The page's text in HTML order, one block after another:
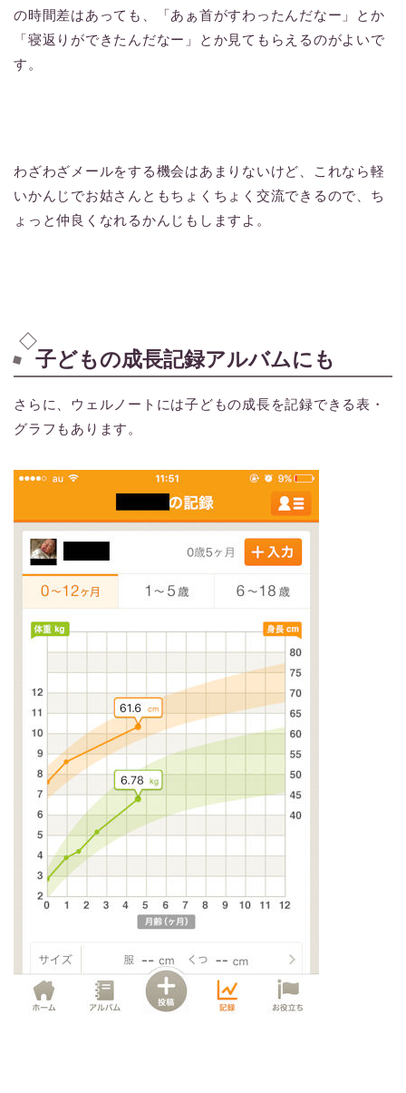
の時間差はあっても、「あぁ首がすわったんだなー」とか
「寝返りができたんだなー」とか見てもらえるのがよいで
す。
わざわざメールをする機会はあまりないけど、これなら軽
いかんじでお姑さんともちょくちょく交流できるので、ち
ょっと仲良くなれるかんじもしますよ。
子どもの成長記録アルバムにも
さらに、ウェルノートには子どもの成長を記録できる表・
グラフもあります。